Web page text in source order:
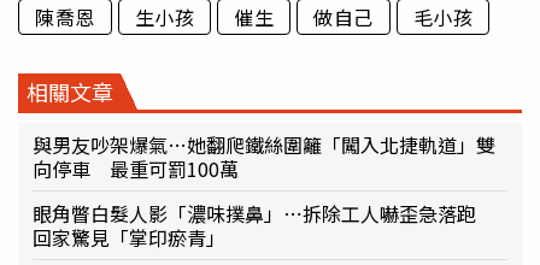
陳喬恩 生小孩 催生 做自己 毛小孩
相關文章
與男友吵架爆氣…她翻爬鐵絲圍籬「闖入北捷軌道」雙
向停車 最重可罰100萬
眼角瞥白髮人影「濃味撲鼻」⋯拆除工人嚇歪急落跑
回家驚見「掌印瘀青」